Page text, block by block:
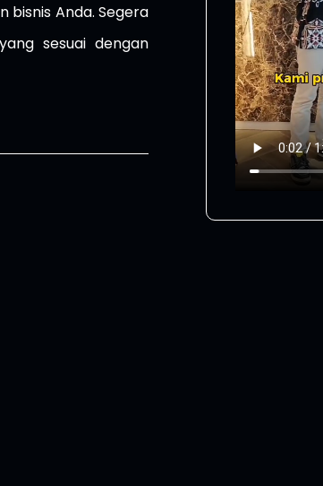
bisnis Anda. Segera
sesuai dengan